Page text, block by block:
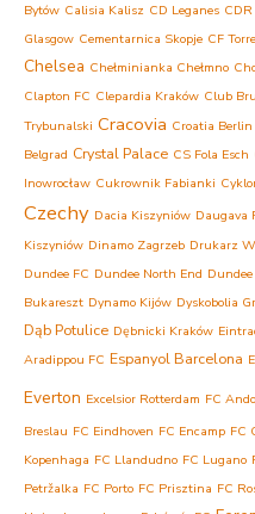
Bytów Calisia Kalisz CD Leganes
Glasgow Cementarnica Skopje CF
Chelsea Chełminianka Chełmno
Clapton FC Clepardia Kraków Club
Trybunalski Cracovia Croatia Berlin
Belgrad Crystal Palace CS Fola Esch
Inowrocław Cukrownik Fabianki
Czechy Dacia Kiszyniów Daugava
Kiszyniów Dinamo Zagrzeb Drukarz
Dundee FC Dundee North End
Bukareszt Dynamo Kijów Dyskobolia
Dąb Potulice Dębnicki Kraków
Aradippou FC Espanyol Barcelona
Everton Excelsior Rotterdam FC
Breslau FC Eindhoven FC Encamp FC
Kopenhaga FC Llandudno FC Lugano
Petržalka FC Porto FC Prisztina FC